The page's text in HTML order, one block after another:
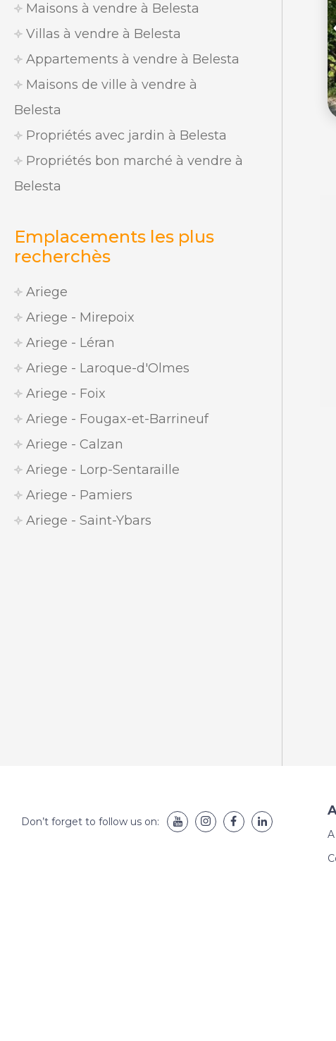
Maisons à vendre à Belesta
Villas à vendre à Belesta
Appartements à vendre à Belesta
Maisons de ville à vendre à
Belesta
Propriétés avec jardin à Belesta
Propriétés bon marché à vendre à
Belesta
Emplacements les plus
recherchès
Ariege
Ariege - Mirepoix
Ariege - Léran
Ariege - Laroque-d'Olmes
Ariege - Foix
Ariege - Fougax-et-Barrineuf
Ariege - Calzan
Ariege - Lorp-Sentaraille
Ariege - Pamiers
Ariege - Saint-Ybars
Don’t forget to follow us on: